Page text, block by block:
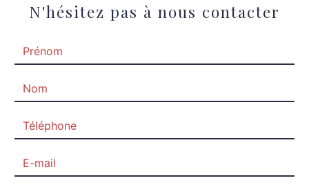
N'hésitez pas à nous contacter